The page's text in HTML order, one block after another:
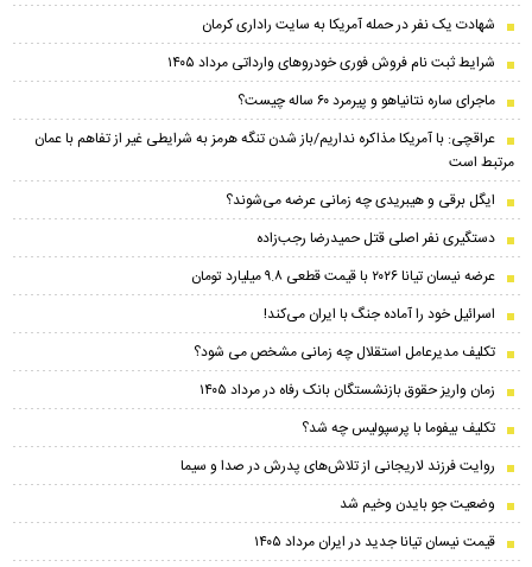
شهادت یک نفر در حمله آمریکا به سایت راداری کرمان
شرایط ثبت نام فروش فوری خودرو‌های وارداتی مرداد ۱۴۰۵
ماجرای ساره نتانیاهو و پیرمرد ۶۰ ساله چیست؟
عراقچی: با آمریکا مذاکره نداریم/باز شدن تنگه هرمز به شرایطی غیر از تفاهم با عمان
مرتبط است
ایگل برقی و هیبریدی چه زمانی عرضه می‌شوند؟
دستگیری نفر اصلی قتل حمیدرضا رجب‌زاده
عرضه نیسان تیانا ۲۰۲۶ با قیمت قطعی ۹.۸ میلیارد تومان
اسرائیل خود را آماده جنگ با ایران می‌کند!
تکلیف مدیرعامل استقلال چه زمانی مشخص می شود؟
زمان واریز حقوق بازنشستگان بانک رفاه در مرداد ۱۴۰۵
تکلیف بیفوما با پرسپولیس چه شد؟
روایت فرزند لاریجانی از تلاش‌های پدرش در صدا و سیما
وضعیت جو بایدن وخیم شد
قیمت نیسان تیانا جدید در ایران مرداد ۱۴۰۵